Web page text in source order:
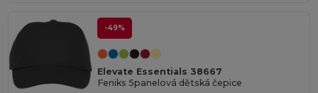
-49%
Elevate Essentials 38667
Feniks 5panelová dětská čepice